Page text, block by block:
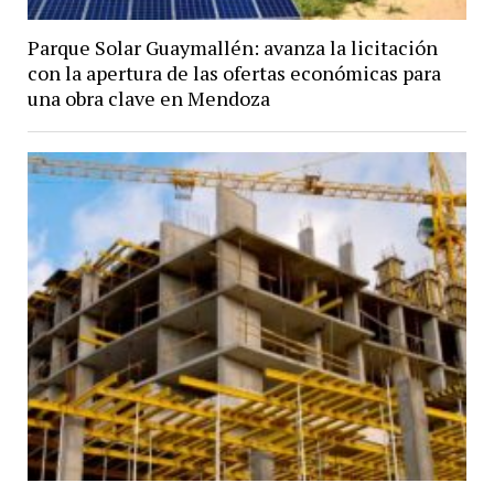
Parque Solar Guaymallén: avanza la licitación
con la apertura de las ofertas económicas para
una obra clave en Mendoza